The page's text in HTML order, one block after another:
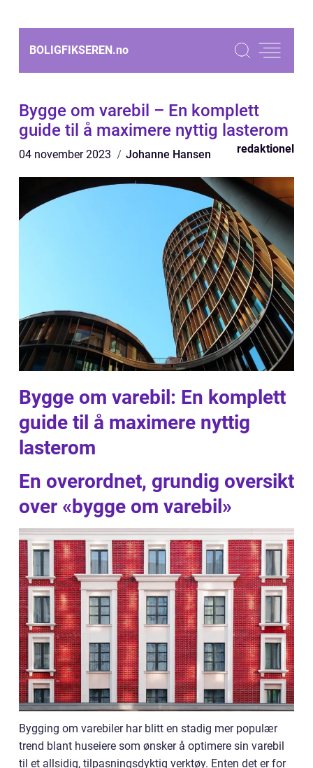
BOLIGFIKSEREN.no
Bygge om varebil – En komplett
guide til å maximere nyttig lasterom
04 november 2023 Johanne Hansen redaktionel
Bygge om varebil: En komplett
guide til å maximere nyttig
lasterom
En overordnet, grundig oversikt
over «bygge om varebil»
Bygging om varebiler har blitt en stadig mer populær
trend blant huseiere som ønsker å optimere sin varebil
til et allsidig, tilpasningsdyktig verktøy. Enten det er for